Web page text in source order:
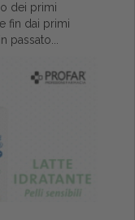
dei primi
fin dai primi